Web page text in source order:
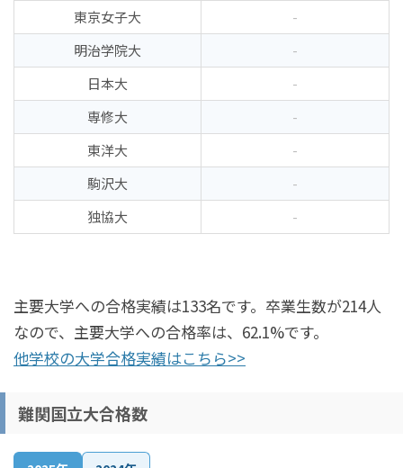
東京女子大
-
明治学院大
-
日本大
-
専修大
-
東洋大
-
駒沢大
-
独協大
-
主要大学への合格実績は133名です。卒業生数が214人
なので、主要大学への合格率は、62.1%です。
他学校の大学合格実績はこちら>>
難関国立大合格数